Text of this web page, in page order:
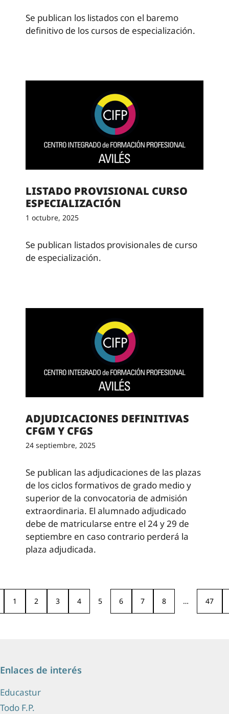
Se publican los listados con el baremo
definitivo de los cursos de especialización.
LISTADO PROVISIONAL CURSO
ESPECIALIZACIÓN
1 octubre, 2025
Se publican listados provisionales de curso
de especialización.
ADJUDICACIONES DEFINITIVAS
CFGM Y CFGS
24 septiembre, 2025
Se publican las adjudicaciones de las plazas
de los ciclos formativos de grado medio y
superior de la convocatoria de admisión
extraordinaria. El alumnado adjudicado
debe de matricularse entre el 24 y 29 de
septiembre en caso contrario perderá la
plaza adjudicada.
1 2 3 4 5 6 7 8 … 47
Enlaces de interés
Educastur
Todo F.P.